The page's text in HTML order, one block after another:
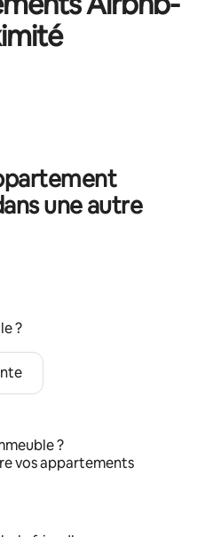
une autre
?
?
vos appartements